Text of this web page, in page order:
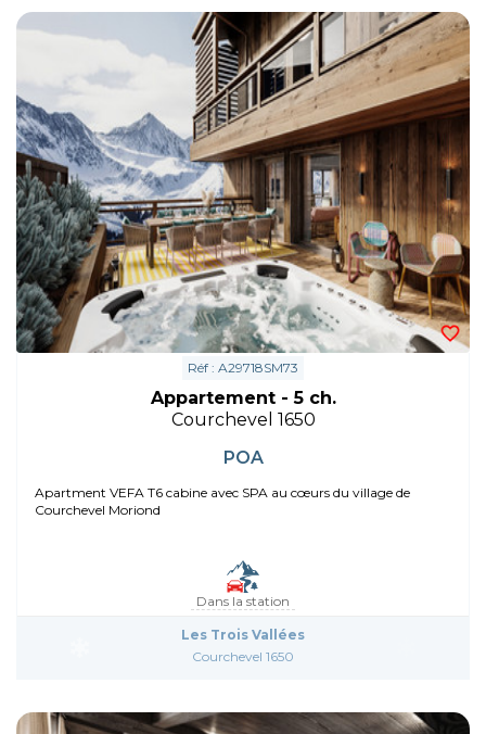
Réf : A29718SM73
Appartement - 5 ch.
Courchevel 1650
POA
Apartment VEFA T6 cabine avec SPA au cœurs du village de
Courchevel Moriond
Dans la station
Les Trois Vallées
Courchevel 1650